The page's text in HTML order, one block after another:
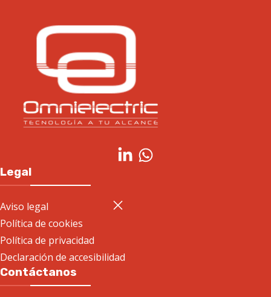
Legal
Aviso legal
Política de cookies
Política de privacidad
Declaración de accesibilidad
Contáctanos